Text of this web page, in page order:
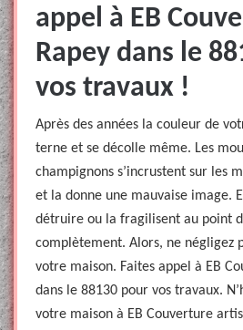
appel à EB
Rapey dans le
vos travaux !
Après des années la couleur de
terne et se décolle même. Les
champignons s’incrustent sur les
et la donne une mauvaise image.
détruire ou la fragilisent au point
complètement. Alors, ne négligez
votre maison. Faites appel à EB
dans le 88130 pour vos travaux.
votre maison à EB Couverture